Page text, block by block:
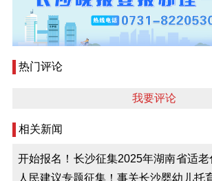
热门评论
我要评论
相关新闻
开始报名！长沙征集2025年湖南省适老
惠老”活动参与企业
人民建议专题征集！事关长沙婴幼儿托